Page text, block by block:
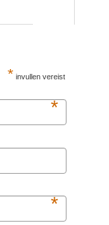
* invullen vereist
*
*